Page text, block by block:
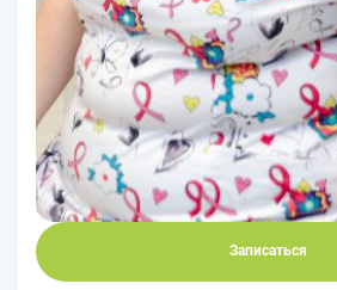
Записаться